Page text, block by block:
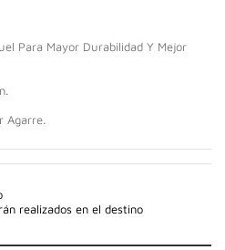
Para Mayor Durabilidad Y Mejor
Agarre.
realizados en el destino